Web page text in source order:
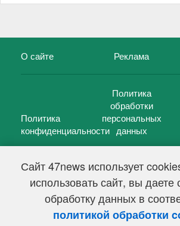
Сайт 47news использует
использовать сайт, вы даете
обработку данных в
политикой обработки
О сайте Реклама
Политика
конфиденциальности
Политика
обработки
персональных
данных
47 новостей (47 news)2005 — 2026 г.
Свидетельство о регистрации СМИ Эл № ФС
Федеральной службой по надзору в сфере
информационных технологий и массовых